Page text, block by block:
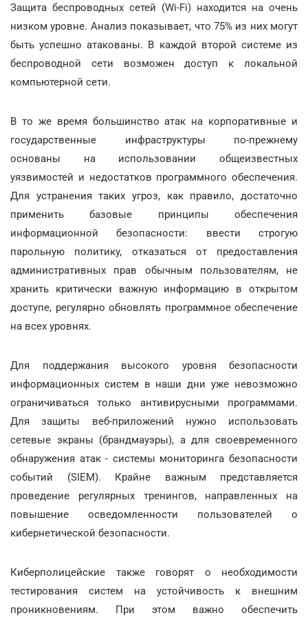
Защита беспроводных сетей (Wi-Fi) находится на очень
низком уровне. Анализ показывает, что 75% из них могут
быть успешно атакованы. В каждой второй системе из
беспроводной сети возможен доступ к локальной
компьютерной сети.
В то же время большинство атак на корпоративные и
государственные инфраструктуры по-прежнему
основаны на использовании общеизвестных
уязвимостей и недостатков программного обеспечения.
Для устранения таких угроз, как правило, достаточно
применить базовые принципы обеспечения
информационной безопасности: ввести строгую
парольную политику, отказаться от предоставления
административных прав обычным пользователям, не
хранить критически важную информацию в открытом
доступе, регулярно обновлять программное обеспечение
на всех уровнях.
Для поддержания высокого уровня безопасности
информационных систем в наши дни уже невозможно
ограничиваться только антивирусными программами.
Для защиты веб-приложений нужно использовать
сетевые экраны (брандмауэры), а для своевременного
обнаружения атак - системы мониторинга безопасности
событий (SIEM). Крайне важным представляется
проведение регулярных тренингов, направленных на
повышение осведомленности пользователей о
кибернетической безопасности.
Киберполицейские также говорят о необходимости
тестирования систем на устойчивость к внешним
проникновениям. При этом важно обеспечить